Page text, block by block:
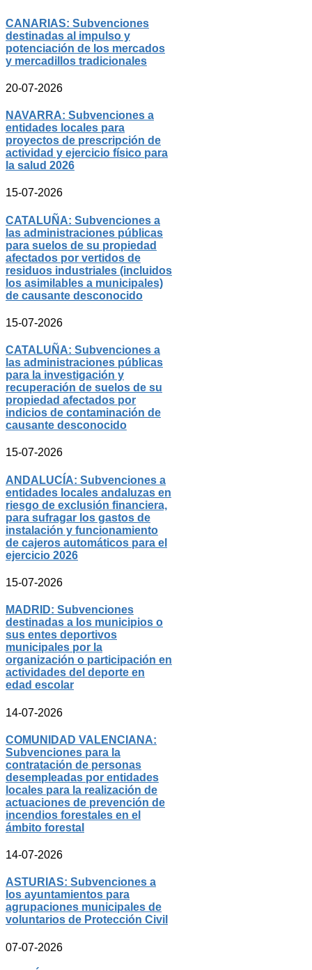
CANARIAS: Subvenciones
destinadas al impulso y
potenciación de los mercados
y mercadillos tradicionales
20-07-2026
NAVARRA: Subvenciones a
entidades locales para
proyectos de prescripción de
actividad y ejercicio físico para
la salud 2026
15-07-2026
CATALUÑA: Subvenciones a
las administraciones públicas
para suelos de su propiedad
afectados por vertidos de
residuos industriales (incluidos
los asimilables a municipales)
de causante desconocido
15-07-2026
CATALUÑA: Subvenciones a
las administraciones públicas
para la investigación y
recuperación de suelos de su
propiedad afectados por
indicios de contaminación de
causante desconocido
15-07-2026
ANDALUCÍA: Subvenciones a
entidades locales andaluzas en
riesgo de exclusión financiera,
para sufragar los gastos de
instalación y funcionamiento
de cajeros automáticos para el
ejercicio 2026
15-07-2026
MADRID: Subvenciones
destinadas a los municipios o
sus entes deportivos
municipales por la
organización o participación en
actividades del deporte en
edad escolar
14-07-2026
COMUNIDAD VALENCIANA:
Subvenciones para la
contratación de personas
desempleadas por entidades
locales para la realización de
actuaciones de prevención de
incendios forestales en el
ámbito forestal
14-07-2026
ASTURIAS: Subvenciones a
los ayuntamientos para
agrupaciones municipales de
voluntarios de Protección Civil
07-07-2026